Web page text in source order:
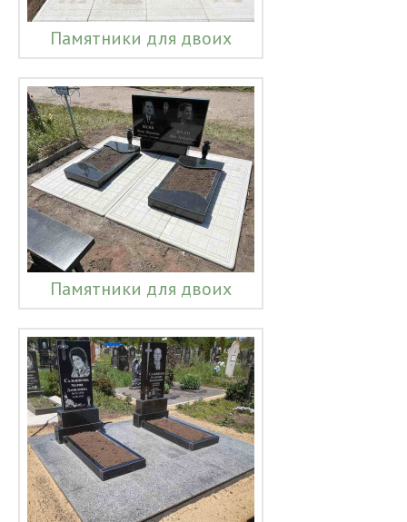
Памятники для двоих
Памятники для двоих